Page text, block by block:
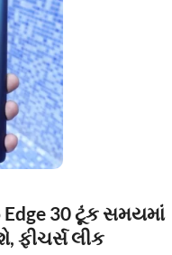
30 ટૂંક સમયમાં
ફીચર્સ લીક